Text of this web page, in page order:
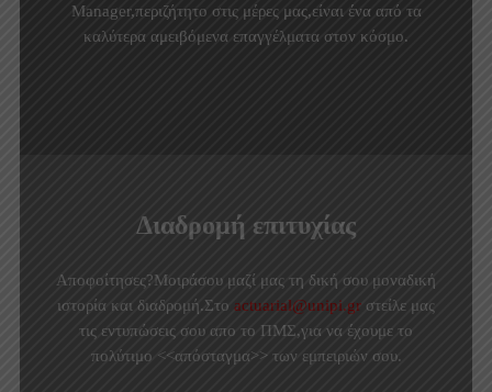
Manager,περιζήτητο στις μέρες μας,είναι ένα από τα
καλύτερα αμειβόμενα επαγγέλματα στον κόσμο.
Διαδρομή επιτυχίας
Αποφοίτησες?Μοιράσου μαζί μας τη δική σου μοναδική
ιστορία και διαδρομή.Στο actuarial@unipi.gr στείλε μας
τις εντυπώσεις σου απο το ΠΜΣ,για να έχουμε το
πολύτιμο <<απόσταγμα>> των εμπειριών σου.